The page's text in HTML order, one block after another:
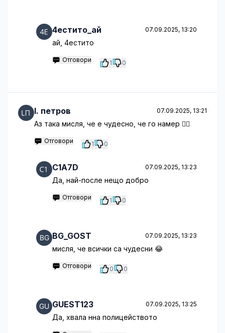
4естито_ай 07.09.2025, 13:20
ай, 4естито
Отговори 1 0
l. петров 07.09.2025, 13:21
Аз така мисля, че е чудесно, че го намер 🤦‍♂️
Отговори 1 0
C1A7D 07.09.2025, 13:23
Да, най-после нещо добро
Отговори 1 0
BG_GOST 07.09.2025, 13:23
мисля, че всички са чудесни 😂
Отговори 0 0
GUEST123 07.09.2025, 13:25
Да, хвала нна полицейството